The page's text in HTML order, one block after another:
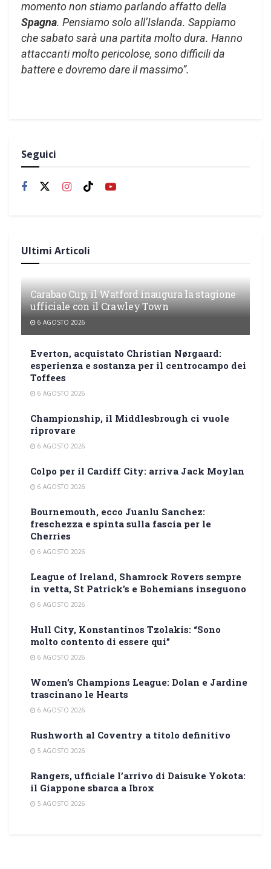
momento non stiamo parlando affatto della
Spagna. Pensiamo solo all’Islanda. Sappiamo
che sabato sarà una partita molto dura. Hanno
attaccanti molto pericolose, sono difficili da
battere e dovremo dare il massimo”.
Seguici
Ultimi Articoli
Carabao Cup, il Watford inaugura la stagione
ufficiale con il Crawley Town
6 AGOSTO 2026
Everton, acquistato Christian Nørgaard:
esperienza e sostanza per il centrocampo dei
Toffees
6 AGOSTO 2026
Championship, il Middlesbrough ci vuole
riprovare
6 AGOSTO 2026
Colpo per il Cardiff City: arriva Jack Moylan
6 AGOSTO 2026
Bournemouth, ecco Juanlu Sanchez:
freschezza e spinta sulla fascia per le
Cherries
6 AGOSTO 2026
League of Ireland, Shamrock Rovers sempre
in vetta, St Patrick’s e Bohemians inseguono
6 AGOSTO 2026
Hull City, Konstantinos Tzolakis: “Sono
molto contento di essere qui”
6 AGOSTO 2026
Women’s Champions League: Dolan e Jardine
trascinano le Hearts
6 AGOSTO 2026
Rushworth al Coventry a titolo definitivo
5 AGOSTO 2026
Rangers, ufficiale l’arrivo di Daisuke Yokota:
il Giappone sbarca a Ibrox
5 AGOSTO 2026